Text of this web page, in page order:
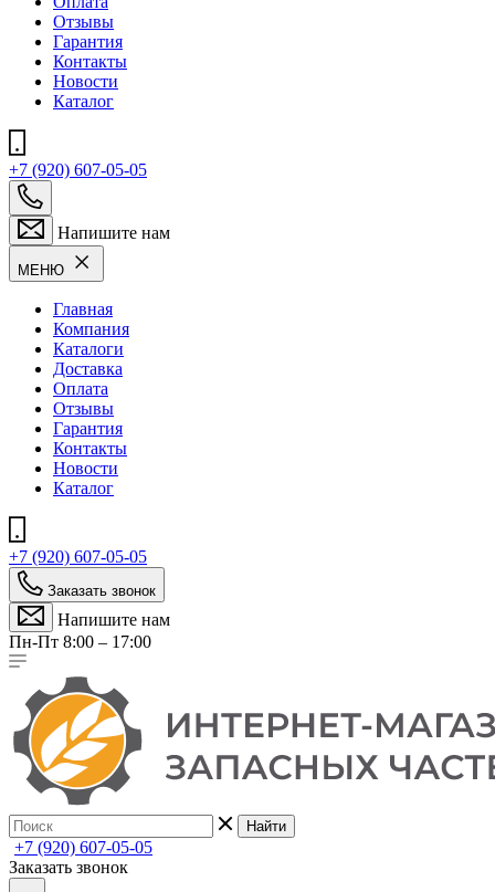
Отзывы
Гарантия
Контакты
Новости
Каталог
+7 (920) 607-05-05
Напишите нам
МЕНЮ
Главная
Компания
Каталоги
Доставка
Оплата
Отзывы
Гарантия
Контакты
Новости
Каталог
+7 (920) 607-05-05
Заказать звонок
Напишите нам
Пн-Пт 8:00 – 17:00
Найти
+7 (920) 607-05-05
Заказать звонок